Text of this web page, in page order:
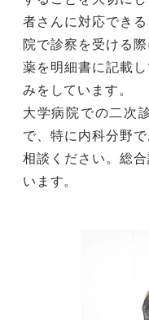
者さんに対応でき
院で診察を受ける
薬を明細書に記載
みをしています。
大学病院での二次
で、特に内科分野
相談ください。総
います。